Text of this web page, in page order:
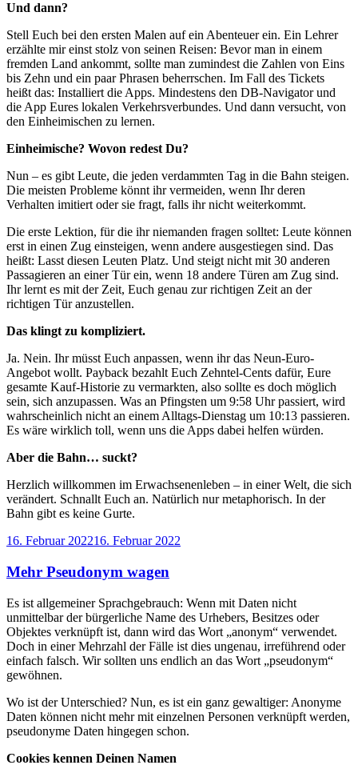
Und dann?
Stell Euch bei den ersten Malen auf ein Abenteuer ein. Ein Lehrer
erzählte mir einst stolz von seinen Reisen: Bevor man in einem
fremden Land ankommt, sollte man zumindest die Zahlen von Eins
bis Zehn und ein paar Phrasen beherrschen. Im Fall des Tickets
heißt das: Installiert die Apps. Mindestens den DB-Navigator und
die App Eures lokalen Verkehrsverbundes. Und dann versucht, von
den Einheimischen zu lernen.
Einheimische? Wovon redest Du?
Nun – es gibt Leute, die jeden verdammten Tag in die Bahn steigen.
Die meisten Probleme könnt ihr vermeiden, wenn Ihr deren
Verhalten imitiert oder sie fragt, falls ihr nicht weiterkommt.
Die erste Lektion, für die ihr niemanden fragen solltet: Leute können
erst in einen Zug einsteigen, wenn andere ausgestiegen sind. Das
heißt: Lasst diesen Leuten Platz. Und steigt nicht mit 30 anderen
Passagieren an einer Tür ein, wenn 18 andere Türen am Zug sind.
Ihr lernt es mit der Zeit, Euch genau zur richtigen Zeit an der
richtigen Tür anzustellen.
Das klingt zu kompliziert.
Ja. Nein. Ihr müsst Euch anpassen, wenn ihr das Neun-Euro-
Angebot wollt. Payback bezahlt Euch Zehntel-Cents dafür, Eure
gesamte Kauf-Historie zu vermarkten, also sollte es doch möglich
sein, sich anzupassen. Was an Pfingsten um 9:58 Uhr passiert, wird
wahrscheinlich nicht an einem Alltags-Dienstag um 10:13 passieren.
Es wäre wirklich toll, wenn uns die Apps dabei helfen würden.
Aber die Bahn… suckt?
Herzlich willkommen im Erwachsenenleben – in einer Welt, die sich
verändert. Schnallt Euch an. Natürlich nur metaphorisch. In der
Bahn gibt es keine Gurte.
Veröffentlicht
16. Februar 202216. Februar 2022
Mehr Pseudonym wagen
Es ist allgemeiner Sprachgebrauch: Wenn mit Daten nicht
unmittelbar der bürgerliche Name des Urhebers, Besitzes oder
Objektes verknüpft ist, dann wird das Wort „anonym“ verwendet.
Doch in einer Mehrzahl der Fälle ist dies ungenau, irreführend oder
einfach falsch. Wir sollten uns endlich an das Wort „pseudonym“
gewöhnen.
Wo ist der Unterschied? Nun, es ist ein ganz gewaltiger: Anonyme
Daten können nicht mehr mit einzelnen Personen verknüpft werden,
pseudonyme Daten hingegen schon.
Cookies kennen Deinen Namen